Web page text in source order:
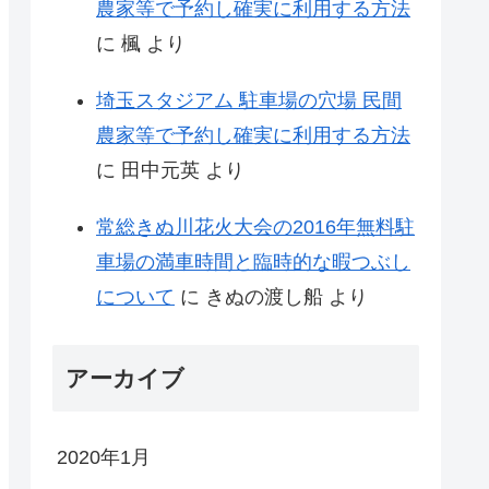
農家等で予約し確実に利用する方法
に 楓 より
埼玉スタジアム 駐車場の穴場 民間
農家等で予約し確実に利用する方法
に 田中元英 より
常総きぬ川花火大会の2016年無料駐
車場の満車時間と臨時的な暇つぶし
について に きぬの渡し船 より
アーカイブ
2020年1月